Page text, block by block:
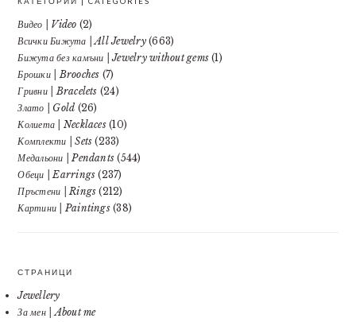
Видео | Video (2)
Всички Бижута | All Jewelry(663)
Бижута без камъни | Jewelry without gems (1)
Брошки | Brooches (7)
Гривни | Bracelets (24)
Злато | Gold (26)
Колиета | Necklaces(10)
Комплекти | Sets (233)
Медальони | Pendants (544)
Обеци | Earrings (237)
Пръстени | Rings (212)
Картини | Paintings(38)
СТРАНИЦИ
Jewellery
За мен | About me